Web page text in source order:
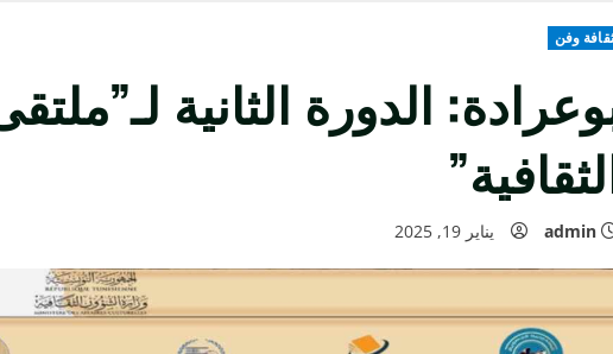
ثقافة وفن
الدورة الثانية
admin يناير 19, 2025